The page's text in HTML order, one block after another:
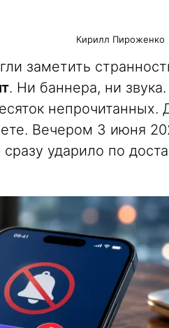
Кирилл Пироженко
заметить
. Ни баннера, ни звука.
непрочитанных.
Вечером 3 июня
сразу ударило по